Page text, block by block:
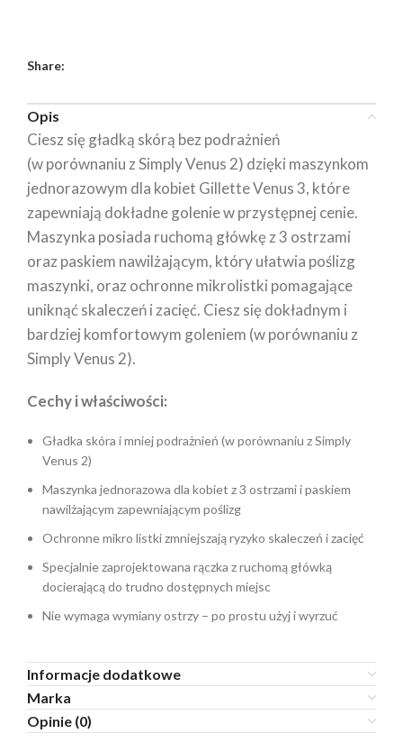
Share:
Opis
Ciesz się gładką skórą bez podrażnień
(w porównaniu z Simply Venus 2) dzięki maszynkom
jednorazowym dla kobiet Gillette Venus 3, które
zapewniają dokładne golenie w przystępnej cenie.
Maszynka posiada ruchomą główkę z 3 ostrzami
oraz paskiem nawilżającym, który ułatwia poślizg
maszynki, oraz ochronne mikrolistki pomagające
uniknąć skaleczeń i zacięć. Ciesz się dokładnym i
bardziej komfortowym goleniem (w porównaniu z
Simply Venus 2).
Cechy i właściwości:
Gładka skóra i mniej podrażnień (w porównaniu z Simply
Venus 2)
Maszynka jednorazowa dla kobiet z 3 ostrzami i paskiem
nawilżającym zapewniającym poślizg
Ochronne mikro listki zmniejszają ryzyko skaleczeń i zacięć
Specjalnie zaprojektowana rączka z ruchomą główką
docierającą do trudno dostępnych miejsc
Nie wymaga wymiany ostrzy – po prostu użyj i wyrzuć
Informacje dodatkowe
Marka
Opinie (0)